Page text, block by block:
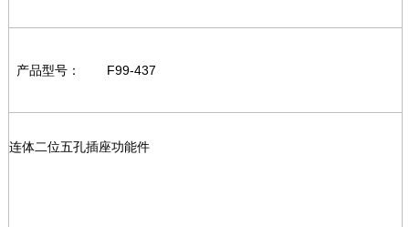
产品型号： F99-437
连体二位五孔插座功能件